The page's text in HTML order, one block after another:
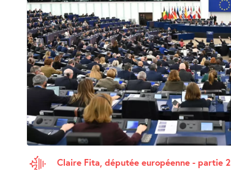
Claire Fita, députée européenne - partie 2